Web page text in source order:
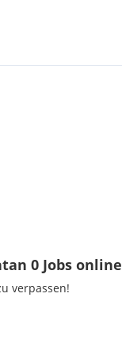
0 Jobs online
verpassen!